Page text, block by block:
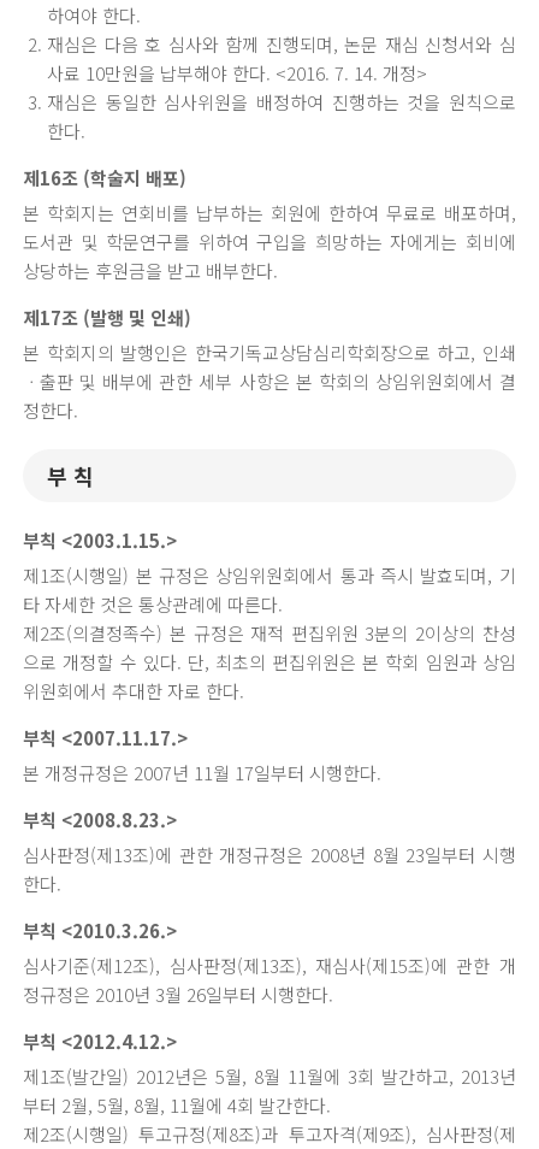
하여야 한다.
재심은 다음 호 심사와 함께 진행되며, 논문 재심 신청서와 심
사료 10만원을 납부해야 한다. <2016. 7. 14. 개정>
재심은 동일한 심사위원을 배정하여 진행하는 것을 원칙으로
한다.
제16조 (학술지 배포)
본 학회지는 연회비를 납부하는 회원에 한하여 무료로 배포하며,
도서관 및 학문연구를 위하여 구입을 희망하는 자에게는 회비에
상당하는 후원금을 받고 배부한다.
제17조 (발행 및 인쇄)
본 학회지의 발행인은 한국기독교상담심리학회장으로 하고, 인쇄
ㆍ출판 및 배부에 관한 세부 사항은 본 학회의 상임위원회에서 결
정한다.
부 칙
부칙 <2003.1.15.>
제1조(시행일) 본 규정은 상임위원회에서 통과 즉시 발효되며, 기
타 자세한 것은 통상관례에 따른다.
제2조(의결정족수) 본 규정은 재적 편집위원 3분의 2이상의 찬성
으로 개정할 수 있다. 단, 최초의 편집위원은 본 학회 임원과 상임
위원회에서 추대한 자로 한다.
부칙 <2007.11.17.>
본 개정규정은 2007년 11월 17일부터 시행한다.
부칙 <2008.8.23.>
심사판정(제13조)에 관한 개정규정은 2008년 8월 23일부터 시행
한다.
부칙 <2010.3.26.>
심사기준(제12조), 심사판정(제13조), 재심사(제15조)에 관한 개
정규정은 2010년 3월 26일부터 시행한다.
부칙 <2012.4.12.>
제1조(발간일) 2012년은 5월, 8월 11월에 3회 발간하고, 2013년
부터 2월, 5월, 8월, 11월에 4회 발간한다.
제2조(시행일) 투고규정(제8조)과 투고자격(제9조), 심사판정(제